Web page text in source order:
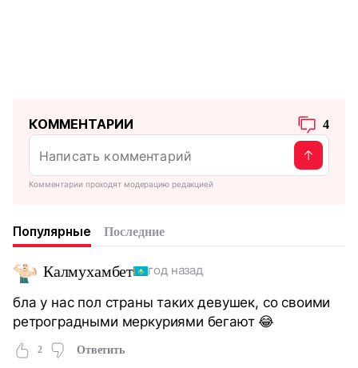
КОММЕНТАРИИ 4
Комментарии проходят модерацию редакцией
Популярные Последние
Калмухамбет год назад
бла у нас пол страны таких девушек, со своими
ретроградными меркуриями бегают 😂
2 Ответить